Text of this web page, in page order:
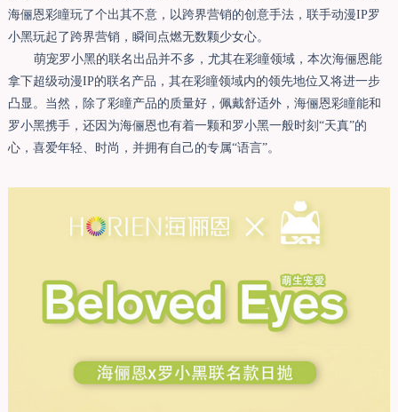
海俪恩彩瞳玩了个出其不意，以跨界营销的创意手法，联手动漫IP罗
小黑玩起了跨界营销，瞬间点燃无数颗少女心。
萌宠罗小黑的联名出品并不多，尤其在彩瞳领域，本次海俪恩能
拿下超级动漫IP的联名产品，其在彩瞳领域内的领先地位又将进一步
凸显。当然，除了彩瞳产品的质量好，佩戴舒适外，海俪恩彩瞳能和
罗小黑携手，还因为海俪恩也有着一颗和罗小黑一般时刻“天真”的
心，喜爱年轻、时尚，并拥有自己的专属“语言”。